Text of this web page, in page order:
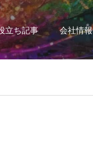
立ち記事 会社情報